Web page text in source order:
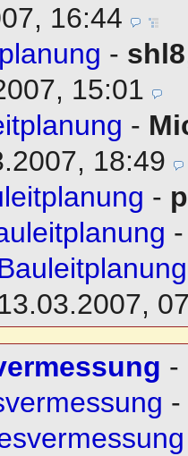
16:44
- shl8
15:01
-
18:49
-
-
-